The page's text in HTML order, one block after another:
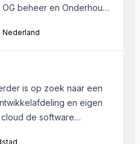
beheer en Onderhoud.
moeten worden.
gaat naar een ICT-
het over te nemen
Nederland
is op zoek naar een
en eigen
de software